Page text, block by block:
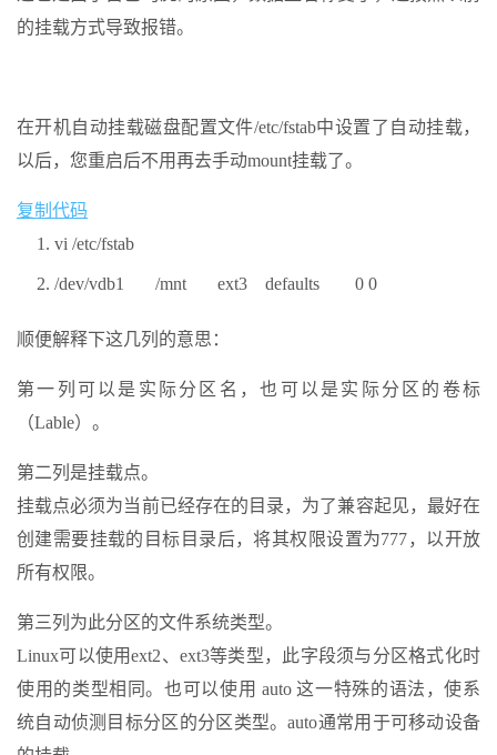
的挂载方式导致报错。
在开机自动挂载磁盘配置文件/etc/fstab中设置了自动挂载，
以后，您重启后不用再去手动mount挂载了。
复制代码
vi /etc/fstab
/dev/vdb1 /mnt ext3 defaults 0 0
顺便解释下这几列的意思：
第一列可以是实际分区名，也可以是实际分区的卷标
（Lable）。
第二列是挂载点。
挂载点必须为当前已经存在的目录，为了兼容起见，最好在
创建需要挂载的目标目录后，将其权限设置为777，以开放
所有权限。
第三列为此分区的文件系统类型。
Linux可以使用ext2、ext3等类型，此字段须与分区格式化时
使用的类型相同。也可以使用 auto 这一特殊的语法，使系
统自动侦测目标分区的分区类型。auto通常用于可移动设备